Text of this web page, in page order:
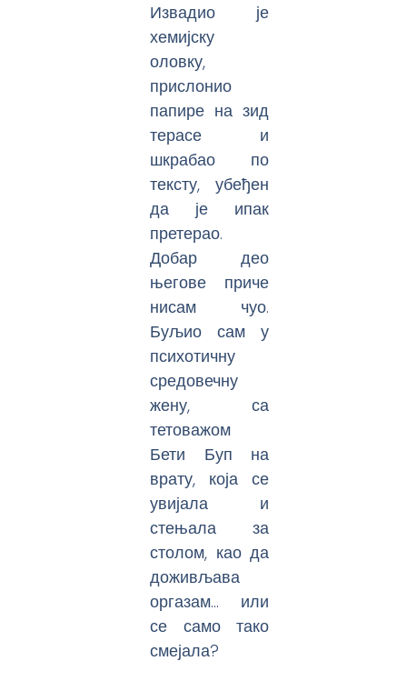
Извадио је
хемијску
оловку,
прислонио
папире на зид
терасе и
шкрабао по
тексту, убеђен
да је ипак
претерао.
Добар део
његове приче
нисам чуо.
Буљио сам у
психотичну
средовечну
жену, са
тетоважом
Бети Буп на
врату, која се
увијала и
стењала за
столом, као да
доживљава
оргазам… или
се само тако
смејала?